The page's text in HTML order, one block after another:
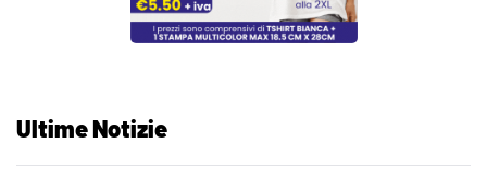
Ultime Notizie